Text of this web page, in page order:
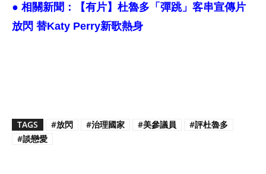
● 相關新聞：
【有片】杜魯多「彈跳」客串宣傳片
放閃 替Katy Perry新歌熱身
TAGS #放閃 #治理國家 #美參議員
#評杜魯多
#談戀愛